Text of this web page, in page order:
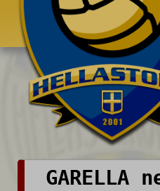
Benvenuti su HELLASTORY.net
GARELLA